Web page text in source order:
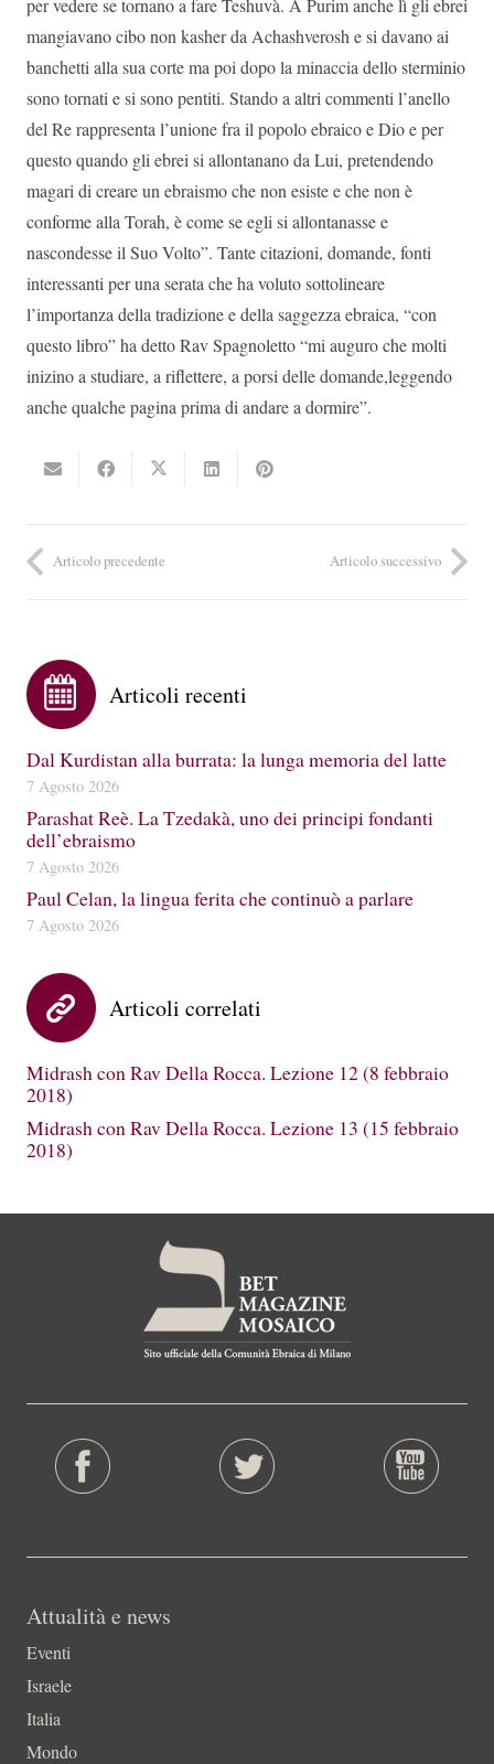
per vedere se tornano a fare Teshuvà. A Purim anche lì gli ebrei
mangiavano cibo non kasher da Achashverosh e si davano ai
banchetti alla sua corte ma poi dopo la minaccia dello sterminio
sono tornati e si sono pentiti. Stando a altri commenti l’anello
del Re rappresenta l’unione fra il popolo ebraico e Dio e per
questo quando gli ebrei si allontanano da Lui, pretendendo
magari di creare un ebraismo che non esiste e che non è
conforme alla Torah, è come se egli si allontanasse e
nascondesse il Suo Volto”. Tante citazioni, domande, fonti
interessanti per una serata che ha voluto sottolineare
l’importanza della tradizione e della saggezza ebraica, “con
questo libro” ha detto Rav Spagnoletto “mi auguro che molti
inizino a studiare, a riflettere, a porsi delle domande,leggendo
anche qualche pagina prima di andare a dormire”.
Articolo precedente Articolo successivo
Articoli recenti
Dal Kurdistan alla burrata: la lunga memoria del latte
7 Agosto 2026
Parashat Reè. La Tzedakà, uno dei principi fondanti
dell’ebraismo
7 Agosto 2026
Paul Celan, la lingua ferita che continuò a parlare
7 Agosto 2026
Articoli correlati
Midrash con Rav Della Rocca. Lezione 12 (8 febbraio
2018)
Midrash con Rav Della Rocca. Lezione 13 (15 febbraio
2018)
Attualità e news
Eventi
Israele
Italia
Mondo